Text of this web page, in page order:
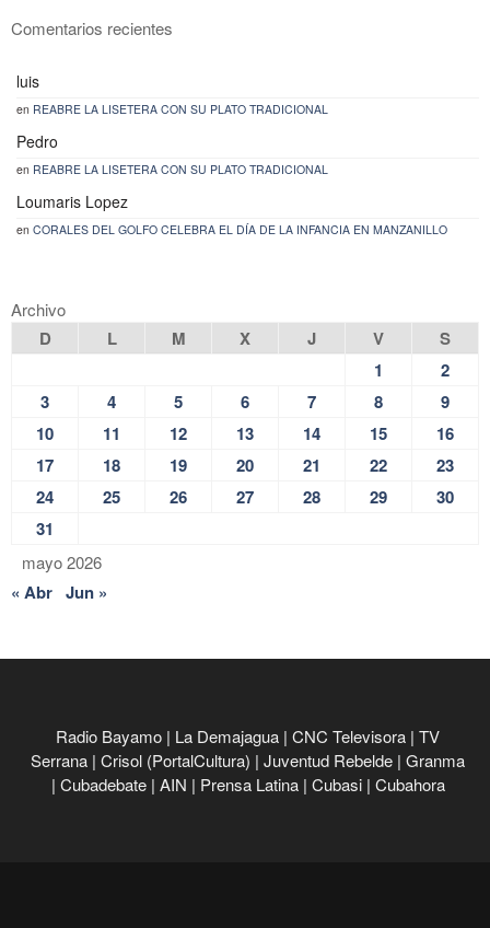
Comentarios recientes
luis
en REABRE LA LISETERA CON SU PLATO TRADICIONAL
Pedro
en REABRE LA LISETERA CON SU PLATO TRADICIONAL
Loumaris Lopez
en CORALES DEL GOLFO CELEBRA EL DÍA DE LA INFANCIA EN MANZANILLO
Archivo
mayo 2026
D L M X J V
S
1
2
3
4 5 6 7 8
9
10
11 12 13 14 15
16
17
18 19 20 21 22
23
24
25 26 27 28 29
30
31
« Abr Jun »
Radio Bayamo | La Demajagua | CNC Televisora | TV
Serrana | Crisol (PortalCultura) | Juventud Rebelde | Granma
| Cubadebate | AIN | Prensa Latina | Cubasi | Cubahora